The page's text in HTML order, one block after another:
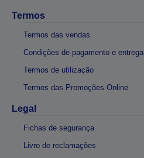
Termos
Termos das vendas
Condições de pagamento e entrega
Termos de utilização
Termos das Promoções Online
Legal
Fichas de segurança
Livro de reclamações